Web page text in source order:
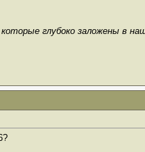
глубоко заложены в